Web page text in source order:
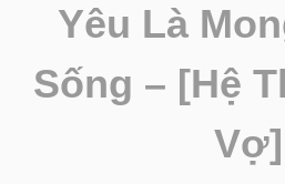
Yêu Là
Sống – [Hệ
Vợ]